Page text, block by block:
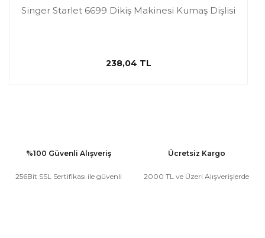
Singer Starlet 6699 Dikiş Makinesi Kumaş Dişlisi
238,04 TL
%100 Güvenli Alışveriş
256Bit SSL Sertifikası ile güvenli
Ücretsiz Kargo
2000 TL ve Üzeri Alışverişlerde